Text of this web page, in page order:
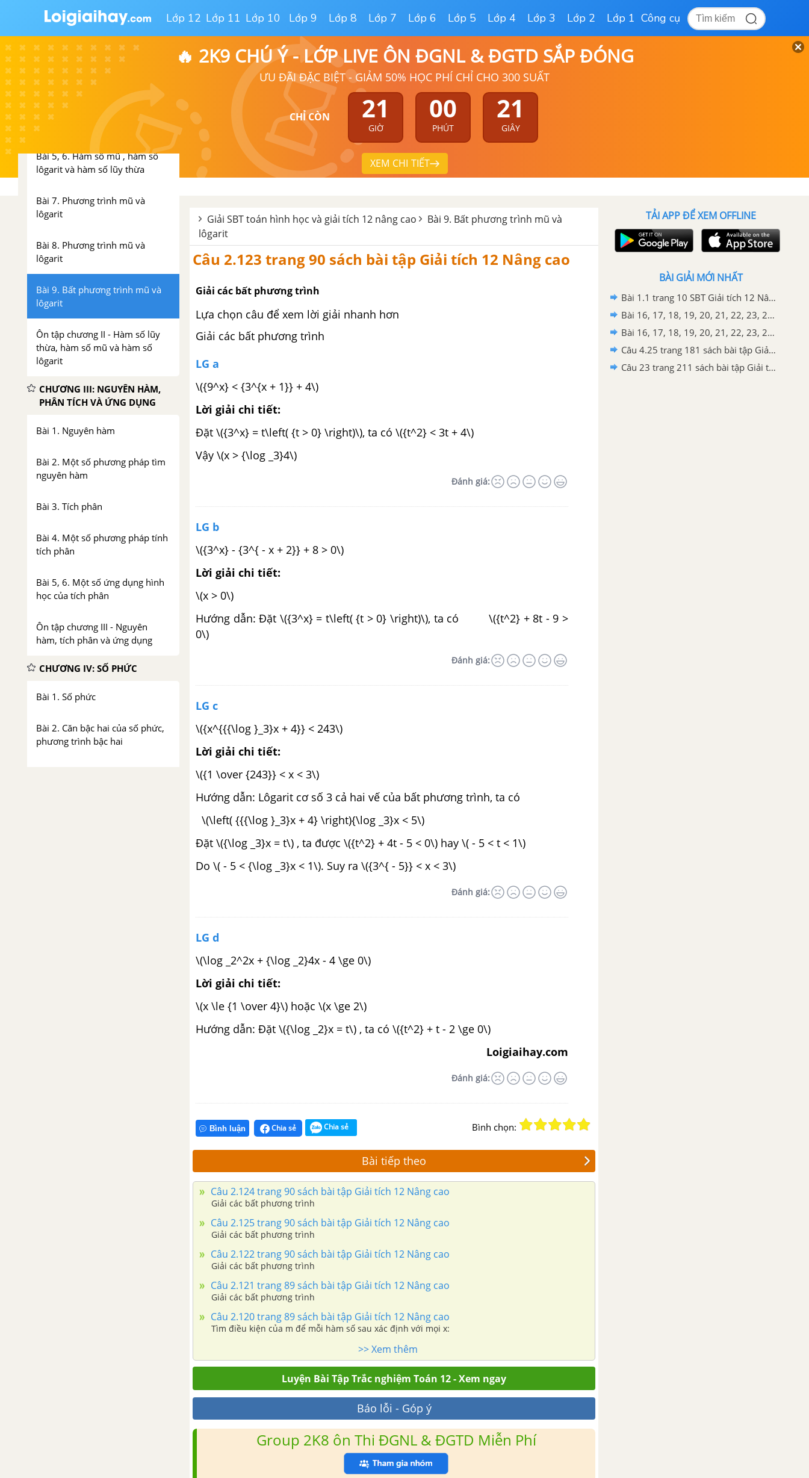
Lớp 12 Lớp 11 Lớp 10 Lớp 9 Lớp 8 Lớp 7 Lớp 6 Lớp 5 Lớp 4 Lớp 3 Lớp 2 Lớp 1 Công cụ
🔥 2K9 CHÚ Ý - LỚP LIVE ÔN ĐGNL & ĐGTD SẮP ĐÓNG
ƯU ĐÃI ĐẶC BIỆT - GIẢM 50% HỌC PHÍ CHỈ CHO 300 SUẤT
CHỈ CÒN 21
GIỜ
00
PHÚT
20
GIÂY
XEM CHI TIẾT
THỪA, HÀM SỐ MŨ VÀ HÀM
SỐ LÔGARIT
Bài 1. Lũy thừa với số mũ hữu tỉ
Bài 2. Lũy thừa với số mũ thực
Bài 3, 4. Lôgarit, lôgarit thập
phân và lôgarit tự nhiên
Bài 5, 6. Hàm số mũ , hàm số
lôgarit và hàm số lũy thừa
Bài 7. Phương trình mũ và
lôgarit
Bài 8. Phương trình mũ và
lôgarit
Bài 9. Bất phương trình mũ và
lôgarit
Ôn tập chương II - Hàm số lũy
thừa, hàm số mũ và hàm số
lôgarit
CHƯƠNG III: NGUYÊN HÀM,
PHÂN TÍCH VÀ ỨNG DỤNG
Bài 1. Nguyên hàm
Bài 2. Một số phương pháp tìm
nguyên hàm
Bài 3. Tích phân
Bài 4. Một số phương pháp tính
tích phân
Bài 5, 6. Một số ứng dụng hình
học của tích phân
Ôn tập chương III - Nguyên
hàm, tích phân và ứng dụng
CHƯƠNG IV: SỐ PHỨC
Bài 1. Số phức
Bài 2. Căn bậc hai của số phức,
phương trình bậc hai
Giải SBT toán hình học và giải tích 12 nâng cao
Bài 9. Bất phương trình mũ và
lôgarit
Câu 2.123 trang 90 sách bài tập Giải tích 12 Nâng cao
Giải các bất phương trình
Lựa chọn câu để xem lời giải nhanh hơn
Giải các bất phương trình
LG a
\({9^x} < {3^{x + 1}} + 4\)
Lời giải chi tiết:
Đặt \({3^x} = t\left( {t > 0} \right)\), ta có \({t^2} < 3t + 4\)
Vậy \(x > {\log _3}4\)
Đánh giá:
LG b
\({3^x} - {3^{ - x + 2}} + 8 > 0\)
Lời giải chi tiết:
\(x > 0\)
Hướng dẫn: Đặt \({3^x} = t\left( {t > 0} \right)\), ta có \({t^2} + 8t - 9 >
0\)
Đánh giá:
LG c
\({x^{{{\log }_3}x + 4}} < 243\)
Lời giải chi tiết:
\({1 \over {243}} < x < 3\)
Hướng dẫn: Lôgarit cơ số 3 cả hai vế của bất phương trình, ta có
\(\left( {{{\log }_3}x + 4} \right){\log _3}x < 5\)
Đặt \({\log _3}x = t\) , ta được \({t^2} + 4t - 5 < 0\) hay \( - 5 < t < 1\)
Do \( - 5 < {\log _3}x < 1\). Suy ra \({3^{ - 5}} < x < 3\)
Đánh giá:
LG d
\(\log _2^2x + {\log _2}4x - 4 \ge 0\)
Lời giải chi tiết:
\(x \le {1 \over 4}\) hoặc \(x \ge 2\)
Hướng dẫn: Đặt \({\log _2}x = t\) , ta có \({t^2} + t - 2 \ge 0\)
Loigiaihay.com
Đánh giá:
Bình luận Chia sẻ Chia sẻ Bình chọn:
Bài tiếp theo
Câu 2.124 trang 90 sách bài tập Giải tích 12 Nâng cao
Giải các bất phương trình
Câu 2.125 trang 90 sách bài tập Giải tích 12 Nâng cao
Giải các bất phương trình
Câu 2.122 trang 90 sách bài tập Giải tích 12 Nâng cao
Giải các bất phương trình
Câu 2.121 trang 89 sách bài tập Giải tích 12 Nâng cao
Giải các bất phương trình
Câu 2.120 trang 89 sách bài tập Giải tích 12 Nâng cao
Tìm điều kiện của m để mỗi hàm số sau xác định với mọi x:
>> Xem thêm
Luyện Bài Tập Trắc nghiệm Toán 12 - Xem ngay
Báo lỗi - Góp ý
Group 2K8 ôn Thi ĐGNL & ĐGTD Miễn Phí
TẢI APP ĐỂ XEM OFFLINE
BÀI GIẢI MỚI NHẤT
Bài 1.1 trang 10 SBT Giải tích 12 Nâng cao
Bài 16, 17, 18, 19, 20, 21, 22, 23, 24, 25, 26, 27, 28, 29, 30, 31, 32 trang 16 SBT Hình học 12 Nâng cao
Bài 16, 17, 18, 19, 20, 21, 22, 23, 24, 25, 26, 27, 28, 29, 30 trang 67 SBT Hình học 12 Nâng cao
Câu 4.25 trang 181 sách bài tập Giải tích 12 Nâng cao
Câu 23 trang 211 sách bài tập Giải tích 12 Nâng cao